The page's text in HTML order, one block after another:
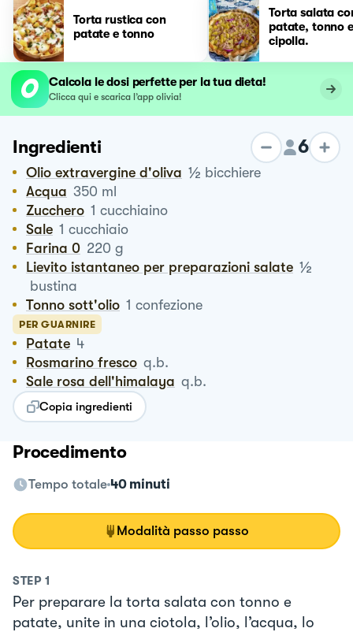
Torta rustica con
patate e tonno
Torta salata
patate, tonno e
cipolla.
Calcola le dosi perfette per la tua dieta!
Clicca qui e scarica l’app olivia!
Ingredienti 6
Olio extravergine d'oliva ½ bicchiere
Acqua 350 ml
Zucchero 1 cucchiaino
Sale 1 cucchiaio
Farina 0 220 g
Lievito istantaneo per preparazioni salate ½
bustina
Tonno sott'olio 1 confezione
PER GUARNIRE
Patate 4
Rosmarino fresco q.b.
Sale rosa dell'himalaya q.b.
Copia ingredienti
Procedimento
Tempo totale 40 minuti
Modalità passo passo
STEP 1
Per preparare la torta salata con tonno e
patate, unite in una ciotola, l’olio, l’acqua, lo